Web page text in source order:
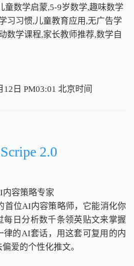
童数学启蒙,5-9岁数学,趣味数学
习习惯,儿童教育应用,无广告学
数学课程,家长教师推荐,数学自
12日 PM03:01 北京时间
北京时间
2.0
内容策略专家
首位AI内容策略师，它能消化你
每日分析数千条领英贴文来掌握
律的AI套话，用这套可复用的内
爱的个性化推文。